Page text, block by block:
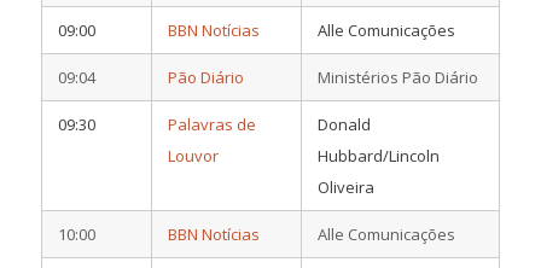
09:00 BBN Notícias Alle Comunicações
09:04 Pão Diário Ministérios Pão Diário
09:30
Palavras de
Louvor
Donald
Hubbard/Lincoln
Oliveira
10:00 BBN Notícias Alle Comunicações